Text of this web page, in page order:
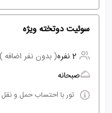
سوئیت دوتخته ویژه
2 نفره
( بدون نفر اضافه )
صبحانه
تور با احتساب حمل و